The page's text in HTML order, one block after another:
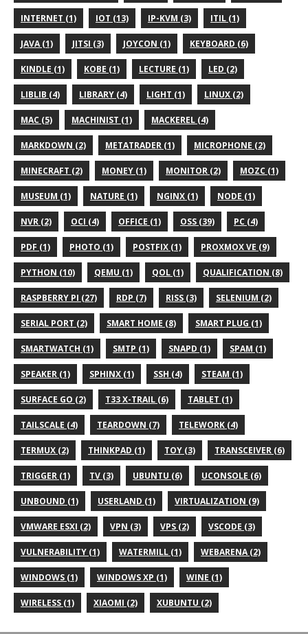
INTERNET (1) IOT (13) IP-KVM (3) ITIL (1)
JAVA (1) JITSI (3) JOYCON (1) KEYBOARD (6)
KINDLE (1) KOBE (1) LECTURE (1) LED (2)
LIBLIB (4) LIBRARY (4) LIGHT (1) LINUX (2)
MAC (5) MACHINIST (1) MACKEREL (4)
MARKDOWN (2) METATRADER (1) MICROPHONE (2)
MINECRAFT (2) MONEY (1) MONITOR (2) MOZC (1)
MUSEUM (1) NATURE (1) NGINX (1) NODE (1)
NVR (2) OCI (4) OFFICE (1) OSS (39) PC (4)
PDF (1) PHOTO (1) POSTFIX (1) PROXMOX VE (9)
PYTHON (10) QEMU (1) QOL (1) QUALIFICATION (8)
RASPBERRY PI (27) RDP (7) RISS (3) SELENIUM (2)
SERIAL PORT (2) SMART HOME (8) SMART PLUG (1)
SMARTWATCH (1) SMTP (1) SNAPD (1) SPAM (1)
SPEAKER (1) SPHINX (1) SSH (4) STEAM (1)
SURFACE GO (2) T33 X-TRAIL (6) TABLET (1)
TAILSCALE (4) TEARDOWN (7) TELEWORK (4)
TERMUX (2) THINKPAD (1) TOY (3) TRANSCEIVER (6)
TRIGGER (1) TV (3) UBUNTU (6) UCONSOLE (6)
UNBOUND (1) USERLAND (1) VIRTUALIZATION (9)
VMWARE ESXI (2) VPN (3) VPS (2) VSCODE (3)
VULNERABILITY (1) WATERMILL (1) WEBARENA (2)
WINDOWS (1) WINDOWS XP (1) WINE (1)
WIRELESS (1) XIAOMI (2) XUBUNTU (2)